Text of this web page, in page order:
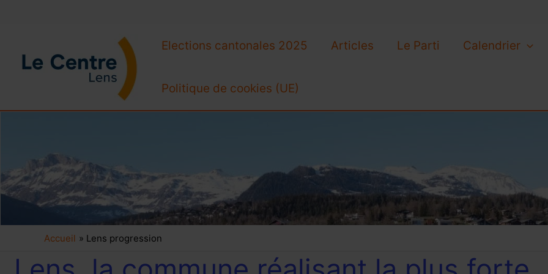
contenu
Elections cantonales 2025 Articles Le Parti Calendrier
Politique de cookies (UE)
Accueil Lens progression
Lens,